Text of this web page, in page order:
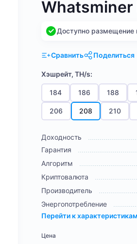
Доступно размещение
Сравнить Поделиться
Хэшрейт, TH/s:
184 186 188
206 208 210
Доходность
Гарантия
Алгоритм
Криптовалюта
Производитель
Энергопотребление
Перейти к характеристикам
Цена